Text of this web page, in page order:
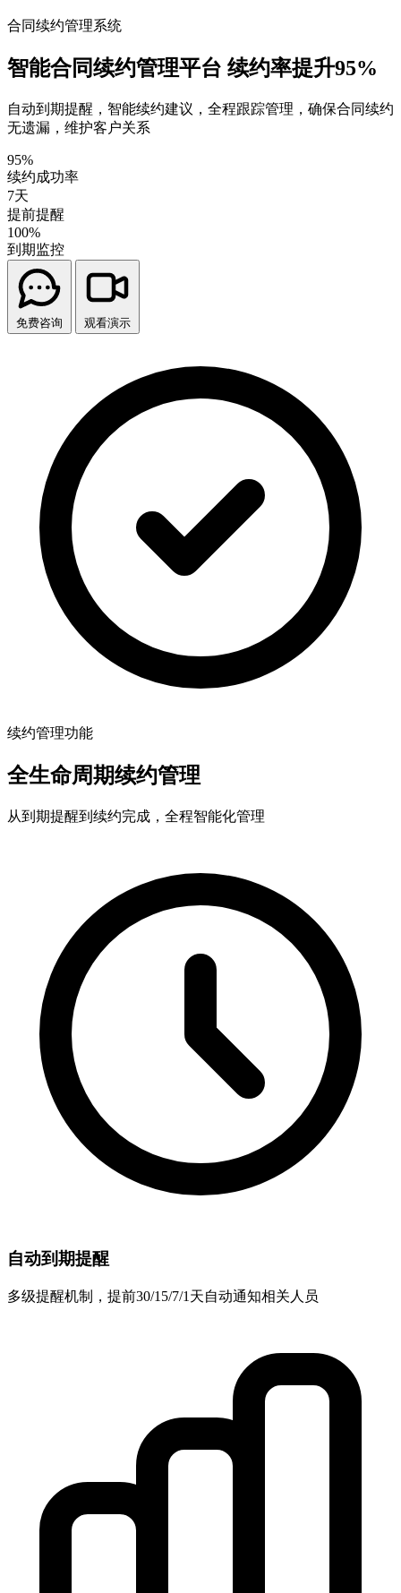
合同续约管理系统
智能合同续约管理平台 续约率提升95%
自动到期提醒，智能续约建议，全程跟踪管理，确保合同续约
无遗漏，维护客户关系
95%
续约成功率
7天
提前提醒
100%
到期监控
免费咨询 观看演示
续约管理功能
全生命周期续约管理
从到期提醒到续约完成，全程智能化管理
自动到期提醒
多级提醒机制，提前30/15/7/1天自动通知相关人员